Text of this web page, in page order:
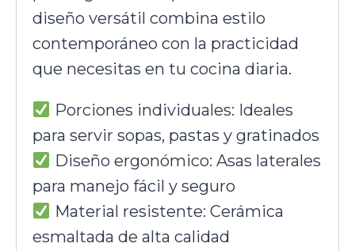
diseño versátil combina estilo
contemporáneo con la practicidad
que necesitas en tu cocina diaria.
Porciones individuales: Ideales
para servir sopas, pastas y gratinados
Diseño ergonómico: Asas laterales
para manejo fácil y seguro
Material resistente: Cerámica
esmaltada de alta calidad